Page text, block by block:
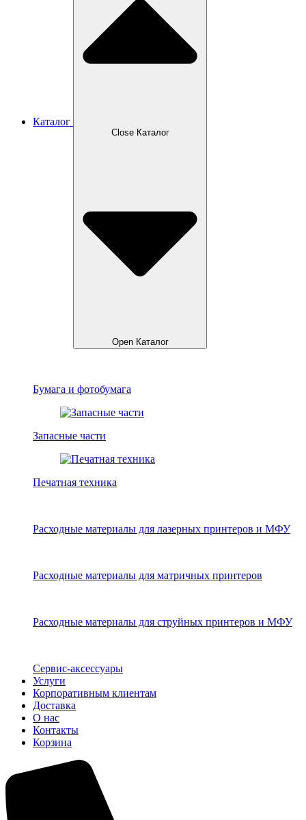
Каталог
Close Каталог
Open Каталог
Бумага и фотобумага
Запасные части
Печатная техника
Расходные материалы для лазерных принтеров и МФУ
Расходные материалы для матричных принтеров
Расходные материалы для струйных принтеров и МФУ
Сервис-аксессуары
Услуги
Корпоративным клиентам
Доставка
О нас
Контакты
Корзина